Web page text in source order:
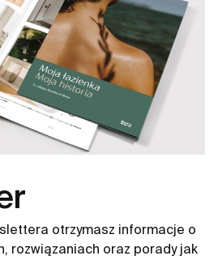
otrzymasz informacje o
rozwiązaniach oraz porady jak